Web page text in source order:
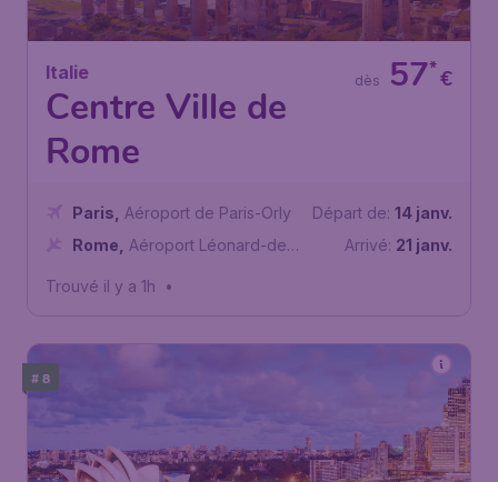
Italie
Centre Ville de
Rome
€
57*
dès
Paris
Aéroport de Paris-Orly
Rome
Aéroport Léonard-de-
Départ de: 14 janv.
Arrivé: 21 janv.
Trouvé il y a 1h •
# 8